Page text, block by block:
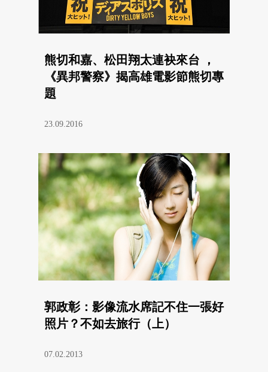
熊切和嘉、松田翔太連袂來台 ，
《異邦警察》揭高雄電影節熊切專
題
23.09.2016
郭政彰：影像流水席記不住一張好
照片？不如去旅行（上）
07.02.2013